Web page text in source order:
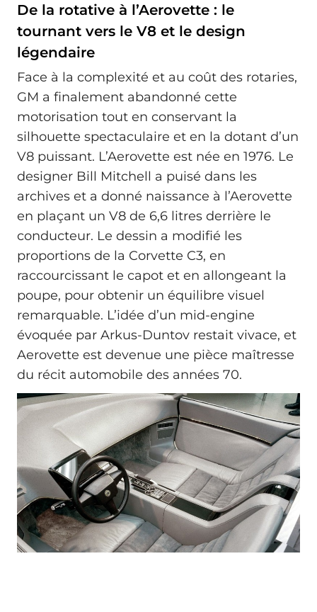
De la rotative à l’Aerovette : le
tournant vers le V8 et le design
légendaire
Face à la complexité et au coût des rotaries,
GM a finalement abandonné cette
motorisation tout en conservant la
silhouette spectaculaire et en la dotant d’un
V8 puissant. L’Aerovette est née en 1976. Le
designer Bill Mitchell a puisé dans les
archives et a donné naissance à l’Aerovette
en plaçant un V8 de 6,6 litres derrière le
conducteur. Le dessin a modifié les
proportions de la Corvette C3, en
raccourcissant le capot et en allongeant la
poupe, pour obtenir un équilibre visuel
remarquable. L’idée d’un mid-engine
évoquée par Arkus-Duntov restait vivace, et
Aerovette est devenue une pièce maîtresse
du récit automobile des années 70.